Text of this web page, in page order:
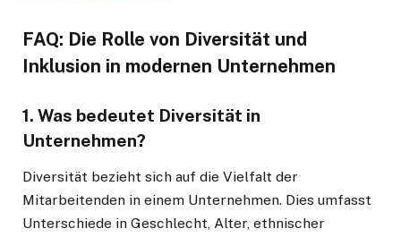
FAQ: Die Rolle von Diversität und
Inklusion in modernen Unternehmen
1. Was bedeutet Diversität in
Unternehmen?
Diversität bezieht sich auf die Vielfalt der
Mitarbeitenden in einem Unternehmen. Dies umfasst
Unterschiede in Geschlecht, Alter, ethnischer